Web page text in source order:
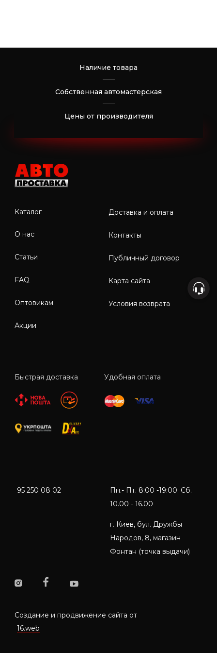
Наличие товара
Собственная автомастерская
Цены от производителя
Каталог
О нас
Статьи
FAQ
Оптовикам
Акции
Доставка и оплата
Контакты
Публичный договор
Карта сайта
Условия возврата
Быстрая доставка Удобная оплата
95 250 08 02
Пн.- Пт. 8:00 -19:00; Сб.
10.00 - 16.00
г. Киев, бул. Дружбы
Народов, 8, магазин
Фонтан (точка выдачи)
Создание и продвижение сайта от
16.web